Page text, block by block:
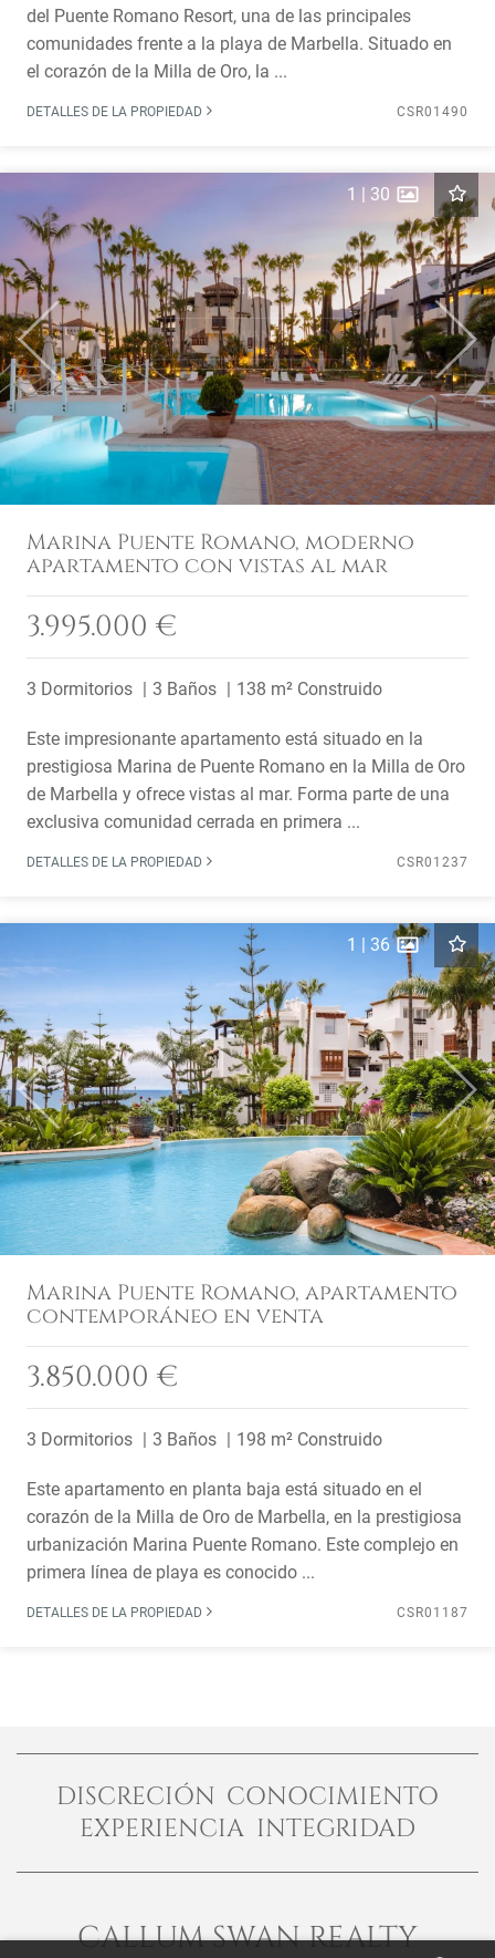
del Puente Romano Resort, una de las principales
comunidades frente a la playa de Marbella. Situado en
el corazón de la Milla de Oro, la ...
DETALLES DE LA PROPIEDAD CSR01490
Previous Next
1 | 30
Marina Puente Romano, moderno
apartamento con vistas al mar
3.995.000 €
3 Dormitorios 3 Baños 138 m² Construido
Este impresionante apartamento está situado en la
prestigiosa Marina de Puente Romano en la Milla de Oro
de Marbella y ofrece vistas al mar. Forma parte de una
exclusiva comunidad cerrada en primera ...
DETALLES DE LA PROPIEDAD CSR01237
Previous Next
1 | 36
Marina Puente Romano, apartamento
contemporáneo en venta
3.850.000 €
3 Dormitorios 3 Baños 198 m² Construido
Este apartamento en planta baja está situado en el
corazón de la Milla de Oro de Marbella, en la prestigiosa
urbanización Marina Puente Romano. Este complejo en
primera línea de playa es conocido ...
DETALLES DE LA PROPIEDAD CSR01187
DISCRECIÓN CONOCIMIENTO
EXPERIENCIA INTEGRIDAD
CALLUM SWAN REALTY